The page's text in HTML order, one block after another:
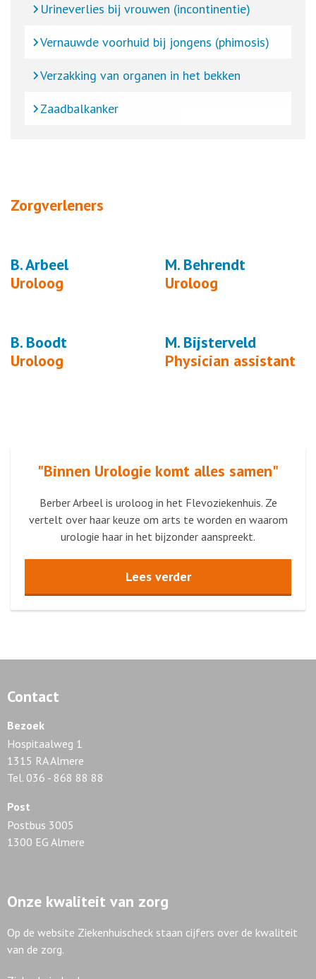
Urineverlies bij vrouwen (incontinentie)
Vernauwde voorhuid bij jongens (phimosis)
Verzakking van organen in het bekken
Zaadbalkanker
Zorgverleners
B. Arbeel
Uroloog
M. Behrendt
Uroloog
B. Boodt
Uroloog
M. Bijsterveld
Physician assistant
"Binnen Urologie komt alles samen"
Berber Arbeel is uroloog in het Flevoziekenhuis. Ze
vertelt over haar keuze om arts te worden en waarom
urologie haar in het bijzonder aanspreekt.
Lees verder
Contact
Bezoek
Hospitaalweg 1
1315 RA Almere
Tel. 036 - 868 88 88
Post
Postbus 3005
1300 EG Almere
Onze kwaliteit van zorg
Op de website Ziekenhuischeck staan cijfers over de kwaliteit
van de zorg.